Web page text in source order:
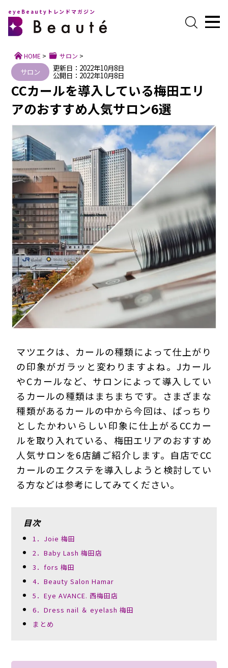
プライバシーポリシー
eyeBeautyトレンドマガジン
HOME > サロン >
サロン 更新日：2022年10月8日
公開日：2022年10月8日
CCカールを導入している梅田エリ
アのおすすめ人気サロン6選
マツエクは、カールの種類によって仕上がり
の印象がガラッと変わりますよね。Jカール
やCカールなど、サロンによって導入してい
るカールの種類はまちまちです。さまざまな
種類があるカールの中から今回は、ぱっちり
としたかわいらしい印象に仕上がるCCカー
ルを取り入れている、梅田エリアのおすすめ
人気サロンを6店舗ご紹介します。自店でCC
カールのエクステを導入しようと検討してい
る方などは参考にしてみてください。
目次
1．Joie 梅田
2．Baby Lash 梅田店
3．fors 梅田
4．Beauty Salon Hamar
5．Eye AVANCE. 西梅田店
6．Dress nail ＆ eyelash 梅田
まとめ